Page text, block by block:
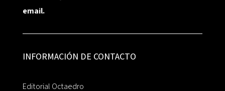
email.
INFORMACIÓN DE CONTACTO
Editorial Octaedro